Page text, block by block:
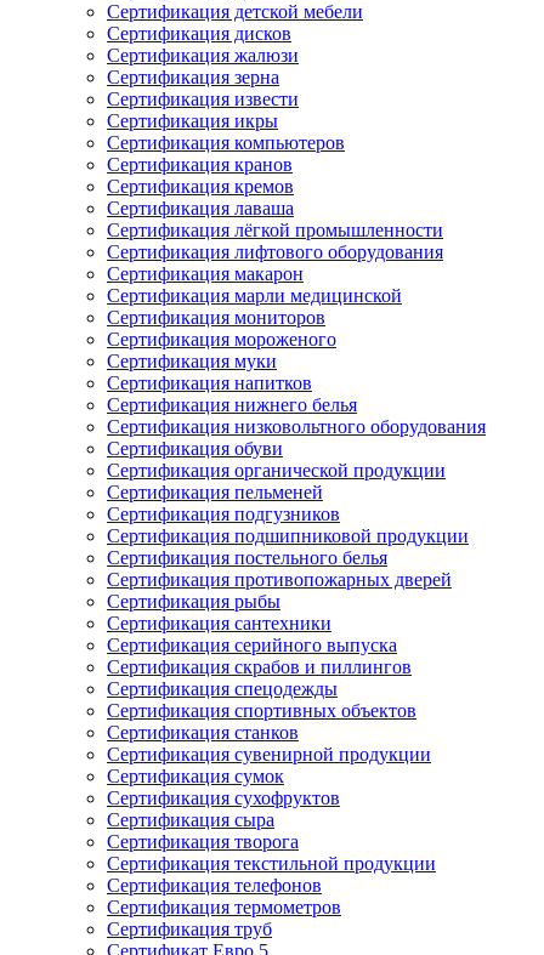
Сертификация детской мебели
Сертификация дисков
Сертификация жалюзи
Сертификация зерна
Сертификация извести
Сертификация икры
Сертификация компьютеров
Сертификация кранов
Сертификация кремов
Сертификация лаваша
Сертификация лёгкой промышленности
Сертификация лифтового оборудования
Сертификация макарон
Сертификация марли медицинской
Сертификация мониторов
Сертификация мороженого
Сертификация муки
Сертификация напитков
Сертификация нижнего белья
Сертификация низковольтного оборудования
Сертификация обуви
Сертификация органической продукции
Сертификация пельменей
Сертификация подгузников
Сертификация подшипниковой продукции
Сертификация постельного белья
Сертификация противопожарных дверей
Сертификация рыбы
Сертификация сантехники
Сертификация серийного выпуска
Сертификация скрабов и пиллингов
Сертификация спецодежды
Сертификация спортивных объектов
Сертификация станков
Сертификация сувенирной продукции
Сертификация сумок
Сертификация сухофруктов
Сертификация сыра
Сертификация творога
Сертификация текстильной продукции
Сертификация телефонов
Сертификация термометров
Сертификация труб
Сертификат Евро 5